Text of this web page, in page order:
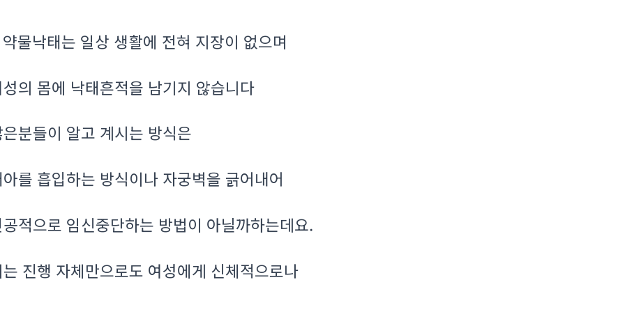
약물낙태는 일상 생활에 전혀 지장이 없으며
의 몸에 낙태흔적을 남기지 않습니다
분들이 알고 계시는 방식은
를 흡입하는 방식이나 자궁벽을 긁어내어
적으로 임신중단하는 방법이 아닐까하는데요.
진행 자체만으로도 여성에게 신체적으로나